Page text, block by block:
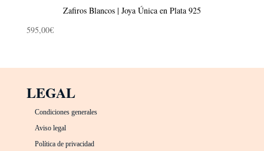
Zafiros Blancos | Joya Única en Plata 925
595,00€
LEGAL
Condiciones generales
Aviso legal
Política de privacidad